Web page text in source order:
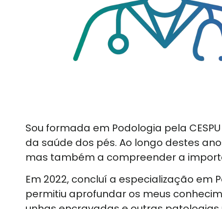
Sou formada em Podologia pela
da saúde dos pés. Ao longo destes
mas também a compreender a
Em 2022, concluí a especialização em
permitiu aprofundar os meus